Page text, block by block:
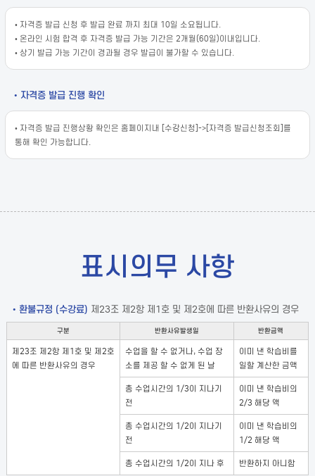
• 자격증 발급 신청 후 발급 완료 까지 최대 10일 소요됩니다.
• 온라인 시험 합격 후 자격증 발급 가능 기간은 2개월(60일)이내입니다.
• 상기 발급 가능 기간이 경과될 경우 발급이 불가할 수 있습니다.
• 자격증 발급 진행 확인
• 자격증 발급 진행상황 확인은 홈페이지내 [수강신청]->[자격증 발급신청조회]를
통해 확인 가능합니다.
표시의무 사항
• 환불규정 (수강료) 제23조 제2항 제1호 및 제2호에 따른 반환사유의 경우
구분 반환사유발생일 반환금액
제23조 제2항 제1호 및 제2호
에 따른 반환사유의 경우
수업을 할 수 없거나, 수업 장
소를 제공 할 수 없게 된 날
이미 낸 학습비를
일할 계산한 금액
총 수업시간의 1/3이 지나기
전
이미 낸 학습비의
2/3 해당 액
총 수업시간의 1/2이 지나기
전
이미 낸 학습비의
1/2 해당 액
총 수업시간의 1/2이 지나 후 반환하지 아니함